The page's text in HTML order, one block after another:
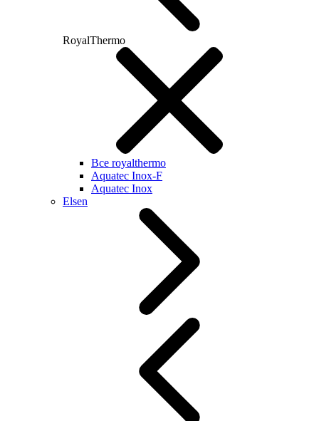
RoyalThermo
Все royalthermo
Aquatec Inox-F
Aquatec Inox
Elsen